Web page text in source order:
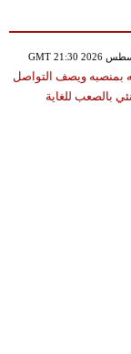
بمنصبه ويصف التواصل
بالصعب للغاية